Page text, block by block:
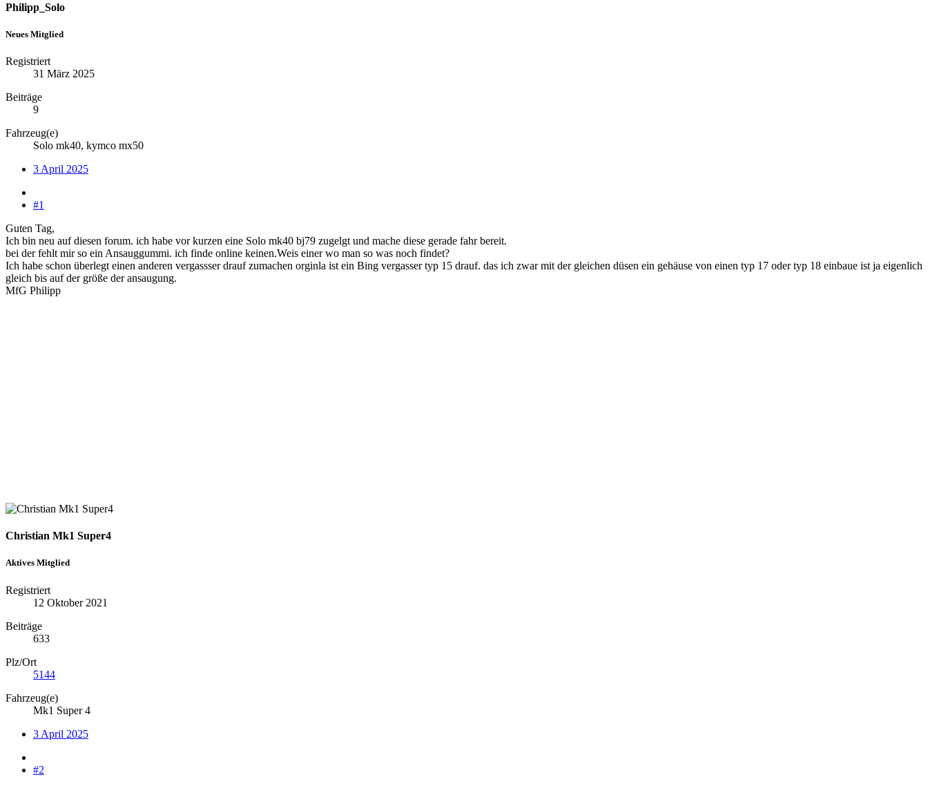
Philipp_Solo
Neues Mitglied
Registriert
31 März 2025
Beiträge
9
Fahrzeug(e)
Solo mk40, kymco mx50
3 April 2025
#1
Guten Tag,
Ich bin neu auf diesen forum. ich habe vor kurzen eine Solo mk40 bj79 zugelgt und mache diese gerade fahr bereit.
bei der fehlt mir so ein Ansauggummi. ich finde online keinen.Weis einer wo man so was noch findet?
Ich habe schon überlegt einen anderen vergassser drauf zumachen orginla ist ein Bing vergasser typ 15 drauf. das ich zwar mit der gleichen düsen ein gehäuse von einen typ 17 oder typ 18 einbaue ist ja eigenlich
gleich bis auf der größe der ansaugung.
MfG Philipp
Christian Mk1 Super4
Aktives Mitglied
Registriert
12 Oktober 2021
Beiträge
633
Plz/Ort
5144
Fahrzeug(e)
Mk1 Super 4
3 April 2025
#2